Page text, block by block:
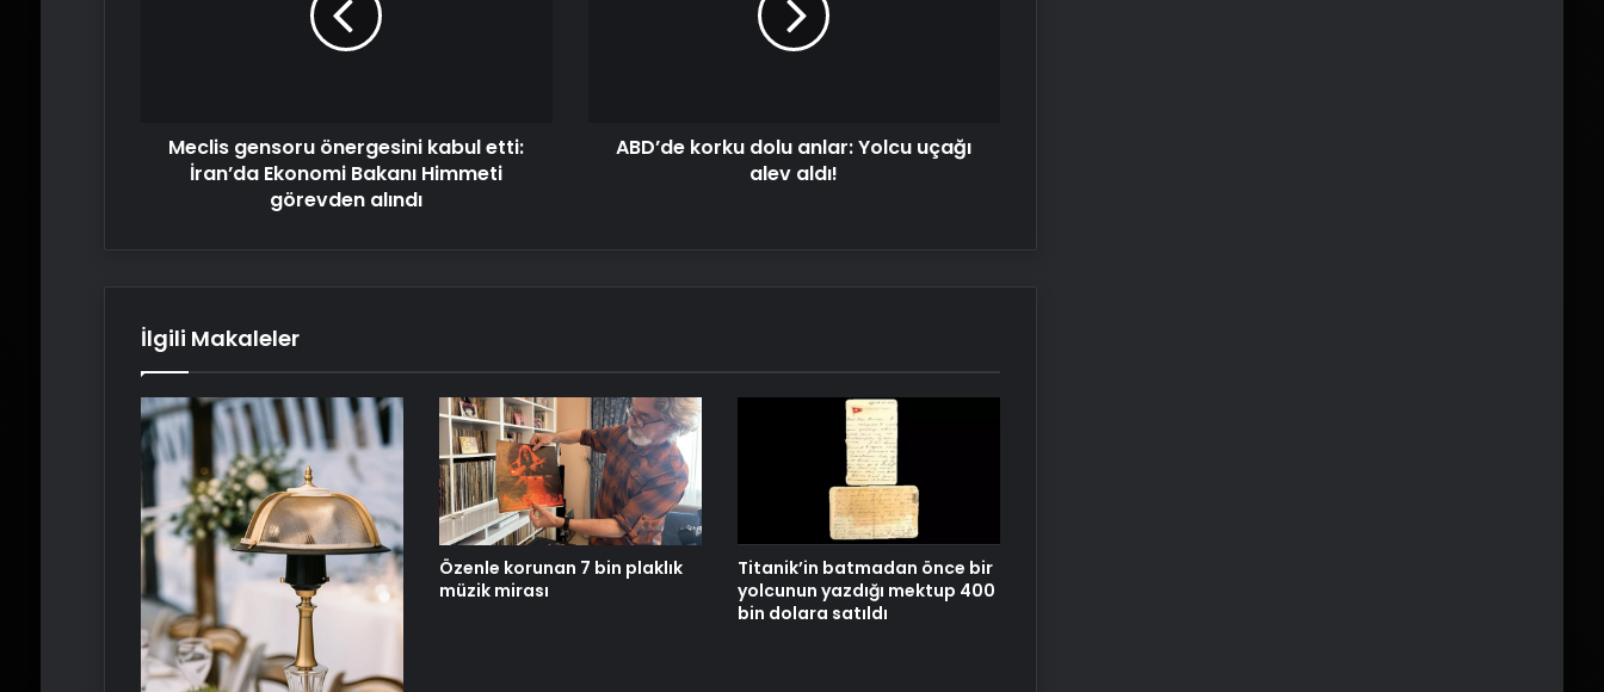
görevden
Meclis gensoru önergesini kabul etti:
İran’da Ekonomi Bakanı Himmeti
görevden alındı
ABD’de korku dolu anlar: Yolcu uçağı
alev aldı!
İlgili Makaleler
Özenle korunan 7 bin plaklık
müzik mirası
Titanik’in batmadan önce bir
yolcunun yazdığı mektup 400
bin dolara satıldı